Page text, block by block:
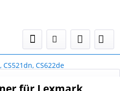
CS521dn, CS622de